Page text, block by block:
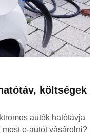
költségek
autók hatótávja
e-autót vásárolni?